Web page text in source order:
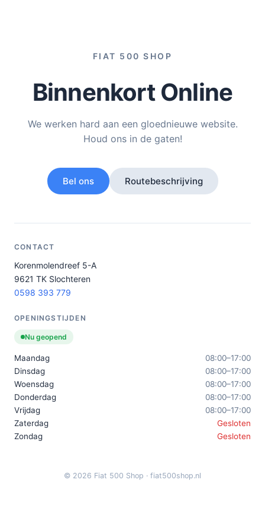
FIAT 500 SHOP
Binnenkort Online
We werken hard aan een gloednieuwe website.
Houd ons in de gaten!
Bel ons Routebeschrijving
CONTACT
Korenmolendreef 5-A
9621 TK Slochteren
0598 393 779
OPENINGSTIJDEN
Nu geopend
Maandag
08:00–17:00
Dinsdag
08:00–17:00
Woensdag
08:00–17:00
Donderdag
08:00–17:00
Vrijdag
08:00–17:00
Zaterdag
Gesloten
Zondag
Gesloten
© 2026 Fiat 500 Shop · fiat500shop.nl